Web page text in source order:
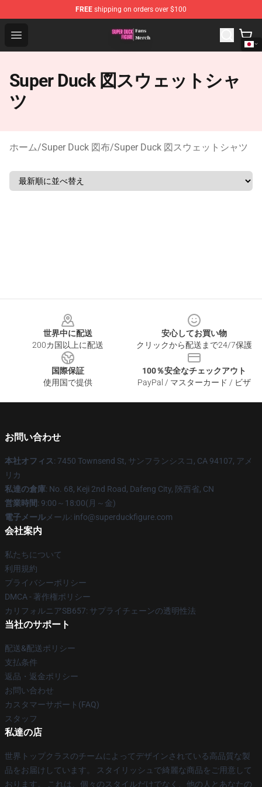
FREE shipping on orders over $100
Open menu
Super Duck Figure Shop - The Best Store of Super Duck
Super Duck 図スウェットシャ
ツ
ホーム/Super Duck 図布/Super Duck 図スウェットシャツ
世界中に配送
200カ国以上に配送
安心してお買い物
クリックから配送まで24/7保護
国際保証
使用国で提供
100％安全なチェックアウト
PayPal / マスターカード / ビザ
お問い合わせ
本社オフィス: 7450 Townsend St, サンフランシスコ, CA 94107, アメ
リカ
私達の倉庫: No. 68, Keji 2nd Road, Dafeng City, 陝西省, CN
営業時間: 9:00～18:00(月～金)
電子メール メール: info@superduckfigure.com
会社案内
私たちについて
利用規約
プライバシーポリシー
DMCA - 著作権ポリシー
カリフォルニアSB657: サプライチェーンの透明性法
当社のサポート
配送&配送ポリシー
支払条件
返品・返金ポリシー
お問い合わせ
カスタマーサポート(FAQ)
スタッフ
私達の店
世界トップクラスのチームによってデザインされている高品質な製
品をお届けしています。 スタイリッシュで綺麗な商品をご用意して
おります。 これは、個々のスタイルだけでなく、他の人とあなたの